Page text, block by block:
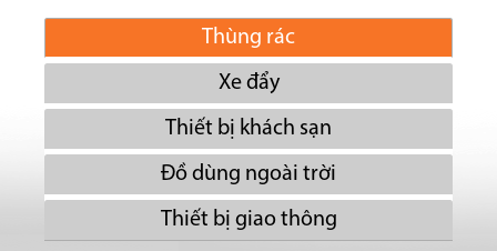
Thùng rác
Xe đẩy
Thiết bị khách sạn
Đồ dùng ngoài trời
Thiết bị giao thông